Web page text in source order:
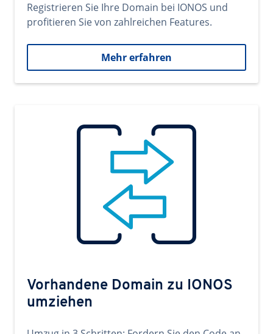
Registrieren Sie Ihre Domain bei IONOS und
profitieren Sie von zahlreichen Features.
Mehr erfahren
Vorhandene Domain zu IONOS
umziehen